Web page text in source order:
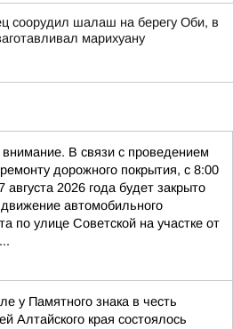
соорудил шалаш на берегу Оби, в
марихуану
В связи с проведением
дорожного покрытия, с 8:00
августа 2026 года будет закрыто
движение автомобильного
по улице Советской на участке от
у Памятного знака в честь
Алтайского края состоялось